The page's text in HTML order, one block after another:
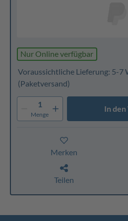
Nur Online verfügbar
Voraussichtliche Lieferung: 5-7
(Paketversand)
1
Menge
In
Merken
Teilen